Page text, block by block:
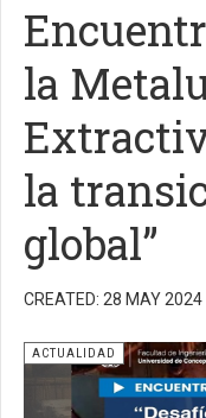
la
la
global”
CREATED: 28 MAY 2024
ACTUALIDAD